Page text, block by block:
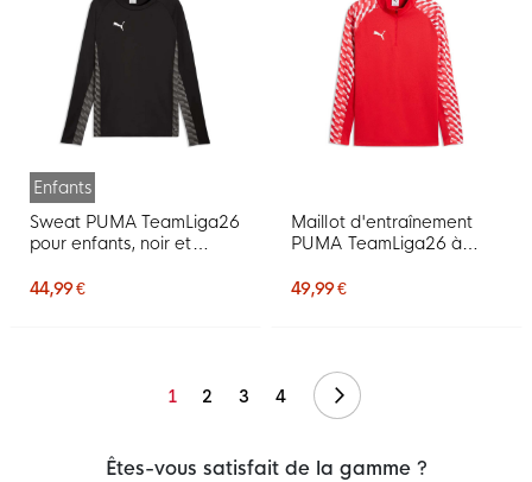
Enfants
Sweat PUMA TeamLiga26
pour enfants, noir et
44,99 €
Maillot d'entraînement
PUMA TeamLiga26 à
rouge
49,99 €
1 2 3 4 Suivant
Êtes-vous satisfait de la gamme ?